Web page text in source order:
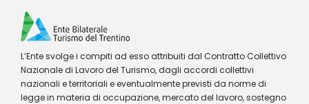
L’Ente svolge i compiti ad esso attribuiti dal Contratto Collettivo
Nazionale di Lavoro del Turismo, dagli accordi collettivi
nazionali e territoriali e eventualmente previsti da norme di
legge in materia di occupazione, mercato del lavoro, sostegno